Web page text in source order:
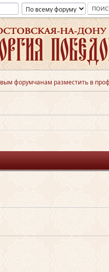
форумчанам разместить в